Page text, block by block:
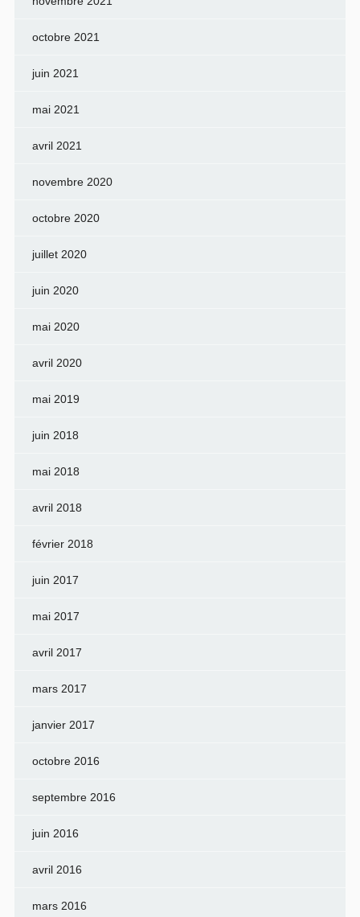
octobre 2021
juin 2021
mai 2021
avril 2021
novembre 2020
octobre 2020
juillet 2020
juin 2020
mai 2020
avril 2020
mai 2019
juin 2018
mai 2018
avril 2018
février 2018
juin 2017
mai 2017
avril 2017
mars 2017
janvier 2017
octobre 2016
septembre 2016
juin 2016
avril 2016
mars 2016